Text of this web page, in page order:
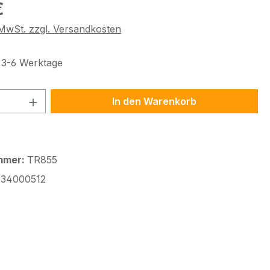
zzgl. Versandkosten
6 Werktage
Anzahl: Gib den gewünschten Wert
In den Warenkorb
TR855